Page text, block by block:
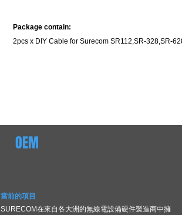
Package contain:
2pcs x DIY Cable for Surecom SR112,SR-328,SR-
OEM
當前的項目
SURECOM在來自各大洲的無線電設備硬件製造商中擁